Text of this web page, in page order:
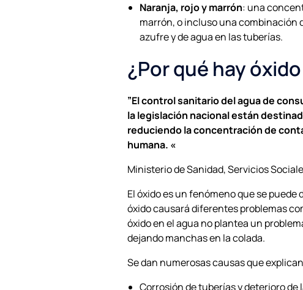
Naranja, rojo y marrón: una
marrón, o incluso una combinación
azufre y de agua en las tuberías.
¿Por qué hay
”El control sanitario del agua de
la legislación nacional están
reduciendo la concentración de
humana. «
Ministerio de Sanidad, Servicios
El óxido es un fenómeno que se
óxido causará diferentes problemas
óxido en el agua no plantea un
dejando manchas en la colada.
Se dan numerosas causas que
Corrosión de tuberías y deterioro